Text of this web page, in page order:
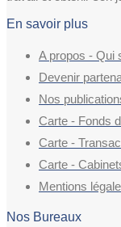
En savoir plus
A propos - Qui
Devenir
Nos
Carte - Fonds
Carte -
Carte -
Mentions
Nos Bureaux